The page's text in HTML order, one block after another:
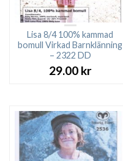
Lisa 8/4 100% kammad
bomull Virkad Barnklänning
– 2322 DD
29.00 kr